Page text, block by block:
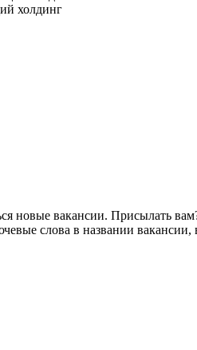
холдинг
новые вакансии. Присылать
слова в названии